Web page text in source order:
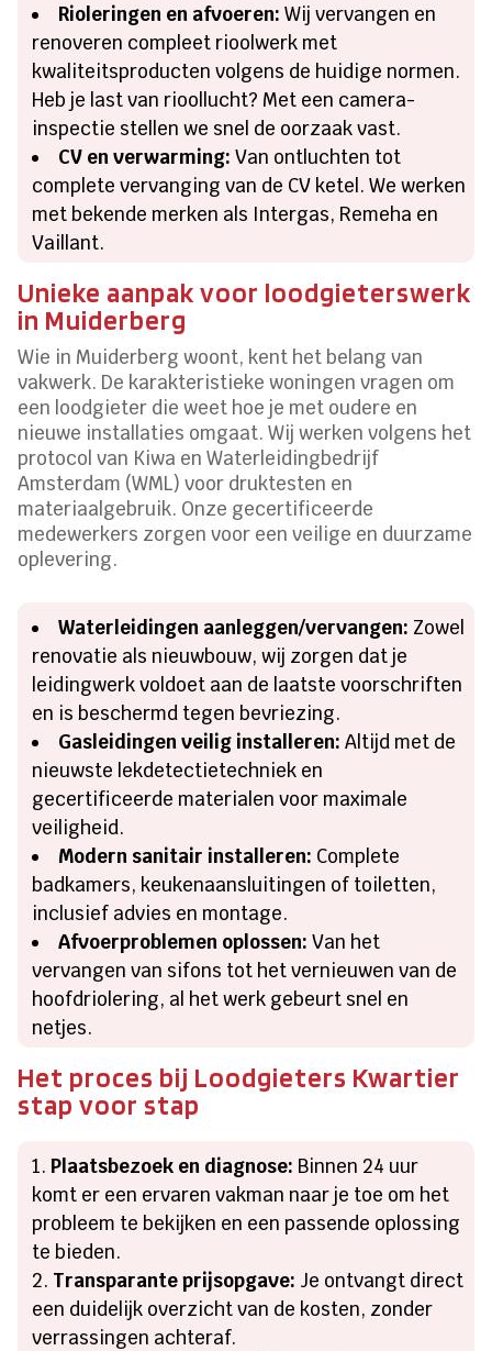
Rioleringen en afvoeren: Wij vervangen en
renoveren compleet rioolwerk met
kwaliteitsproducten volgens de huidige normen.
Heb je last van rioollucht? Met een camera-
inspectie stellen we snel de oorzaak vast.
CV en verwarming: Van ontluchten tot
complete vervanging van de CV ketel. We werken
met bekende merken als Intergas, Remeha en
Vaillant.
Unieke aanpak voor loodgieterswerk
in Muiderberg
Wie in Muiderberg woont, kent het belang van
vakwerk. De karakteristieke woningen vragen om
een loodgieter die weet hoe je met oudere en
nieuwe installaties omgaat. Wij werken volgens het
protocol van Kiwa en Waterleidingbedrijf
Amsterdam (WML) voor druktesten en
materiaalgebruik. Onze gecertificeerde
medewerkers zorgen voor een veilige en duurzame
oplevering.
Waterleidingen aanleggen/vervangen: Zowel
renovatie als nieuwbouw, wij zorgen dat je
leidingwerk voldoet aan de laatste voorschriften
en is beschermd tegen bevriezing.
Gasleidingen veilig installeren: Altijd met de
nieuwste lekdetectietechniek en
gecertificeerde materialen voor maximale
veiligheid.
Modern sanitair installeren: Complete
badkamers, keukenaansluitingen of toiletten,
inclusief advies en montage.
Afvoerproblemen oplossen: Van het
vervangen van sifons tot het vernieuwen van de
hoofdriolering, al het werk gebeurt snel en
netjes.
Het proces bij Loodgieters Kwartier
stap voor stap
Plaatsbezoek en diagnose: Binnen 24 uur
komt er een ervaren vakman naar je toe om het
probleem te bekijken en een passende oplossing
te bieden.
Transparante prijsopgave: Je ontvangt direct
een duidelijk overzicht van de kosten, zonder
verrassingen achteraf.